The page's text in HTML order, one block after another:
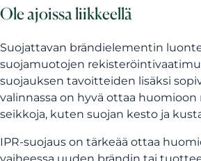
Ole ajoissa liikkeellä
Suojattavan brändielementin
suojamuotojen
suojauksen tavoitteiden lisäksi
valinnassa on hyvä ottaa
seikkoja, kuten suojan kesto ja
IPR-suojaus on tärkeää ottaa